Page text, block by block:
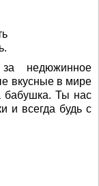
недюжинное
вкусные в мире
бабушка. Ты нас
и всегда будь с